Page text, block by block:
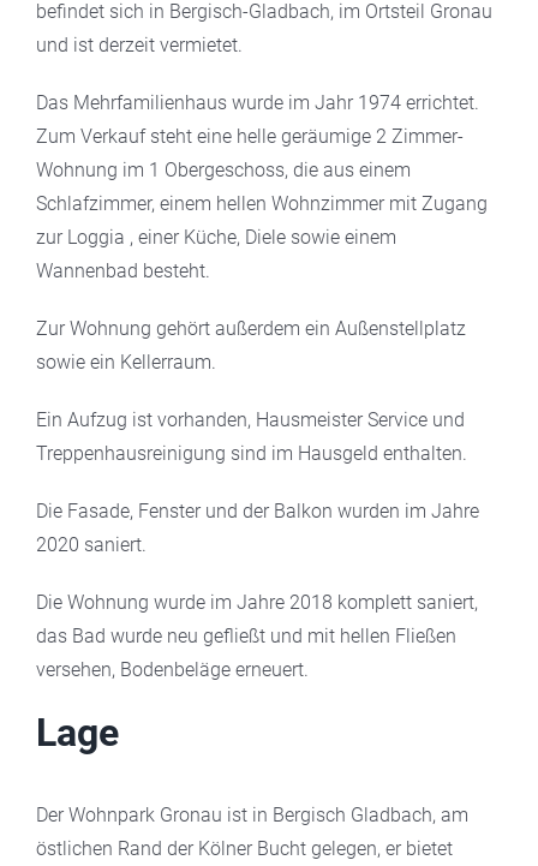
befindet sich in Bergisch-Gladbach, im Ortsteil Gronau
und ist derzeit vermietet.
Das Mehrfamilienhaus wurde im Jahr 1974 errichtet.
Zum Verkauf steht eine helle geräumige 2 Zimmer-
Wohnung im 1 Obergeschoss, die aus einem
Schlafzimmer, einem hellen Wohnzimmer mit Zugang
zur Loggia , einer Küche, Diele sowie einem
Wannenbad besteht.
Zur Wohnung gehört außerdem ein Außenstellplatz
sowie ein Kellerraum.
Ein Aufzug ist vorhanden, Hausmeister Service und
Treppenhausreinigung sind im Hausgeld enthalten.
Die Fasade, Fenster und der Balkon wurden im Jahre
2020 saniert.
Die Wohnung wurde im Jahre 2018 komplett saniert,
das Bad wurde neu gefließt und mit hellen Fließen
versehen, Bodenbeläge erneuert.
Lage
Der Wohnpark Gronau ist in Bergisch Gladbach, am
östlichen Rand der Kölner Bucht gelegen, er bietet